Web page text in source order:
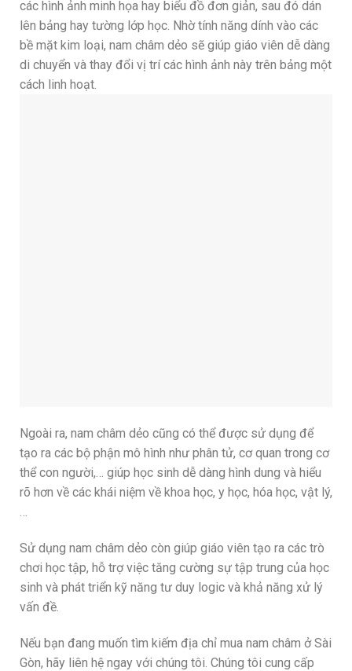
các hình ảnh minh họa hay biểu đồ đơn giản, sau đó dán
lên bảng hay tường lớp học. Nhờ tính năng dính vào các
bề mặt kim loại, nam châm dẻo sẽ giúp giáo viên dễ dàng
di chuyển và thay đổi vị trí các hình ảnh này trên bảng một
cách linh hoạt.
Ngoài ra, nam châm dẻo cũng có thể được sử dụng để
tạo ra các bộ phận mô hình như phân tử, cơ quan trong cơ
thể con người,… giúp học sinh dễ dàng hình dung và hiểu
rõ hơn về các khái niệm về khoa học, y học, hóa học, vật lý,
…
Sử dụng nam châm dẻo còn giúp giáo viên tạo ra các trò
chơi học tập, hỗ trợ việc tăng cường sự tập trung của học
sinh và phát triển kỹ năng tư duy logic và khả năng xử lý
vấn đề.
Nếu bạn đang muốn tìm kiếm địa chỉ mua nam châm ở Sài
Gòn, hãy liên hệ ngay với chúng tôi. Chúng tôi cung cấp